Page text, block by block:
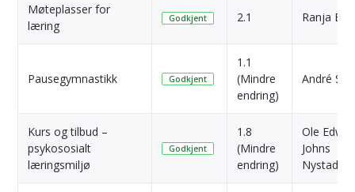
Møteplasser for
læring
Godkjent 2.1 Ranja
Pausegymnastikk Godkjent
1.1
(Mindre
endring)
André
Kurs og tilbud –
psykososialt
læringsmiljø
Godkjent
1.8
(Mindre
endring)
Ole
Johns
Nystad